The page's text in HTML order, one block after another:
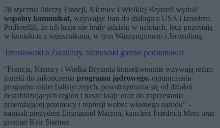
28 stycznia liderzy Francji, Niemiec i Wielkiej Brytanii wydali
wspólny komunikat, wzywając Iran do dialogu z USA i Izraelem.
Podkreślili, że ich kraje nie brały udziału w nalotach, lecz pozostają
w kontakcie z sojusznikami, w tym Waszyngtonem i Jerozolimą.
Trzaskowski u Żuranlisty. Stanowski gorzko podsumował
"Francja, Niemcy i Wielka Brytania konsekwentnie wzywają reżim
irański do zakończenia programu jądrowego, ograniczenia
programu rakiet balistycznych, powstrzymania się od działań
destabilizujących region i nasze kraje oraz do zaprzestania
przerażającej przemocy i represji wobec własnego narodu" –
napisali prezydent Emmanuel Macron, kanclerz Friedrich Merz oraz
premier Keir Starmer.